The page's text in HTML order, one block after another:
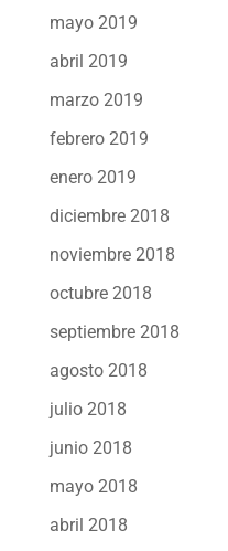
mayo 2019
abril 2019
marzo 2019
febrero 2019
enero 2019
diciembre 2018
noviembre 2018
octubre 2018
septiembre 2018
agosto 2018
julio 2018
junio 2018
mayo 2018
abril 2018